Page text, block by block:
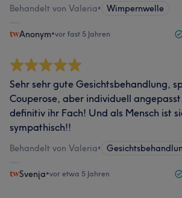
Behandelt von Valeria• Wimpernwelle
Anonym•vor fast 5 Jahren
Sehr sehr gute Gesichtsbehandlung,
Couperose, aber individuell
definitiv ihr Fach! Und als Mensch ist
sympathisch!!
Behandelt von Valeria•
Svenja•vor etwa 5 Jahren